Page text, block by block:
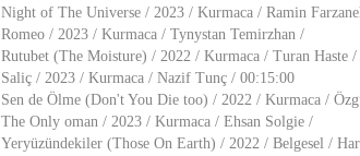
Night of The Universe / 2023 / Kurmaca / Ramin
Romeo / 2023 / Kurmaca / Tynystan Temirzhan /
Rutubet (The Moisture) / 2022 / Kurmaca / Turan Haste
Saliç / 2023 / Kurmaca / Nazif Tunç / 00:15:00
Sen de Ölme (Don't You Die too) / 2022 / Kurmaca /
The Only oman / 2023 / Kurmaca / Ehsan Solgie /
Yeryüzündekiler (Those On Earth) / 2022 / Belgesel /